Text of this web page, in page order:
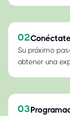
02
Su próximo
obtener una
03